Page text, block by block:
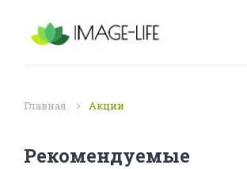
Главная Акции
Рекомендуемые